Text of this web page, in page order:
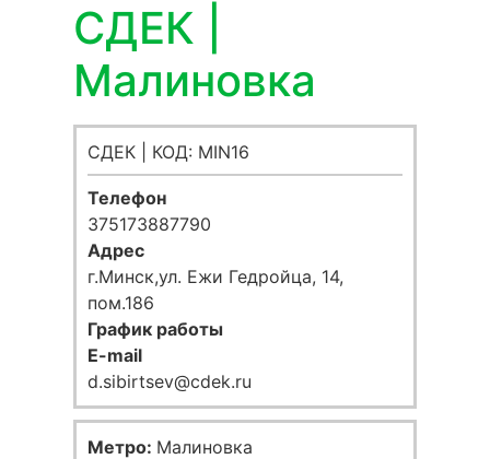
СДЕК |
Малиновка
СДЕК | КОД: MIN16
Телефон
375173887790
Адрес
г.Минск,ул. Ежи Гедройца, 14,
пом.186
График работы
E-mail
d.sibirtsev@cdek.ru
Метро: Малиновка